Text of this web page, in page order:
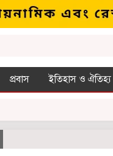
প্রবাস ইতিহাস ও ঐতিহ্য